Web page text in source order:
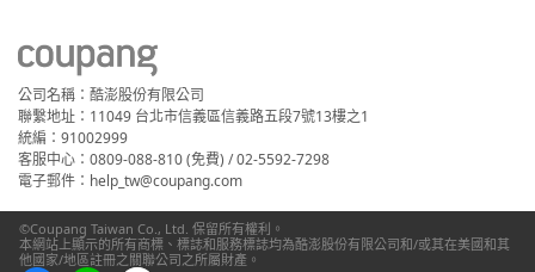
公司名稱：酷澎股份有限公司
聯繫地址：11049 台北市信義區信義路五段7號13樓之1
統編：91002999
客服中心：0809-088-810 (免費) / 02-5592-7298
電子郵件：help_tw@coupang.com
©Coupang Taiwan Co., Ltd. 保留所有權利。
本網站上顯示的所有商標、標誌和服務標誌均為酷澎股份有限公司和/或其在美國和其
他國家/地區註冊之關聯公司之所屬財產。